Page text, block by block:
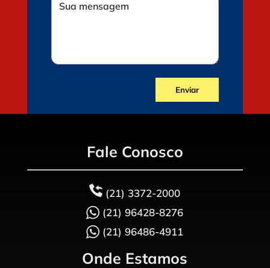
Fale Conosco
(21) 3372-2000
(21) 96428-8276
(21) 96486-4911
Onde Estamos